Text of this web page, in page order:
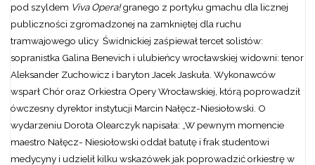
pod szyldem Viva Opera!granego z portyku gmachu dla licznej
publiczności zgromadzonej na zamkniętej dla ruchu
tramwajowego ulicy Świdnickiej zaśpiewał tercet solistów:
sopranistka Galina Benevich i ulubieńcy wrocławskiej widowni: tenor
Aleksander Zuchowicz i baryton Jacek Jaskuła. Wykonawców
wsparł Chór oraz Orkiestra Opery Wrocławskiej, którą poprowadził
ówczesny dyrektor instytucji Marcin Nałęcz-Niesiołowski. O
wydarzeniu Dorota Olearczyk napisała: „W pewnym momencie
maestro Nałęcz- Niesiołowski oddał batutę i frak studentowi
medycyny i udzielił kilku wskazówek jak poprowadzić orkiestrę w